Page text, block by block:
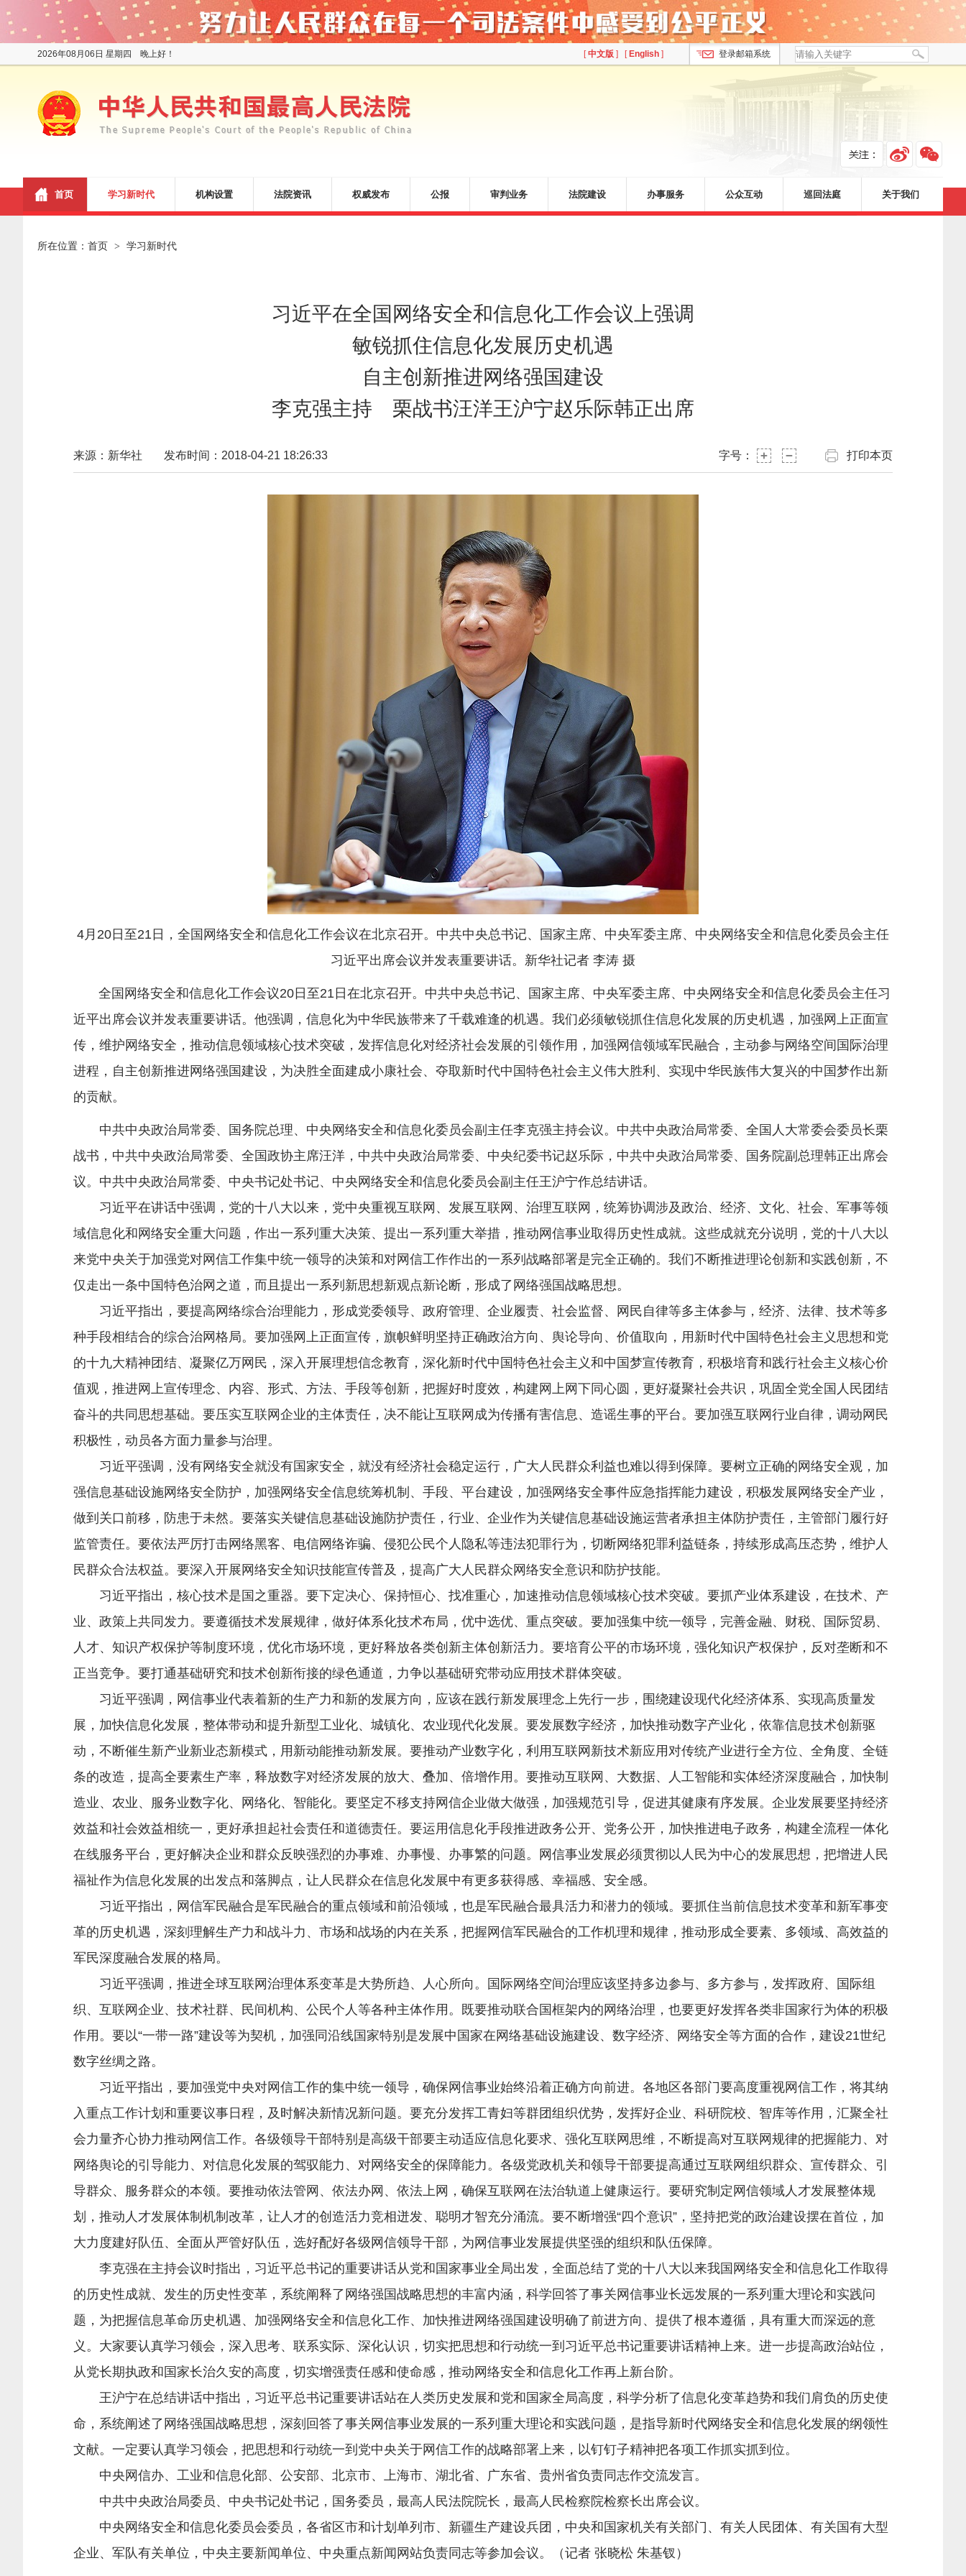
[中文版 ] [ English ]
2026年08月06日 星期四 晚上好！ 登录邮箱系统
首页 学习新时代 机构设置 法院资讯 权威发布 公报 审判业务 法院建设 办事服务 公众互动 巡回法庭 关于我们
所在位置： 首页 > 学习新时代
习近平在全国网络安全和信息化工作会议上强调
敏锐抓住信息化发展历史机遇
自主创新推进网络强国建设
李克强主持 栗战书汪洋王沪宁赵乐际韩正出席
来源：新华社 发布时间：2018-04-21 18:26:33 字号： 打印本页
4月20日至21日，全国网络安全和信息化工作会议在北京召开。中共中央总书记、国家主席、中央军委主席、中央网络安全和信息化委员会主任
习近平出席会议并发表重要讲话。新华社记者 李涛 摄
全国网络安全和信息化工作会议20日至21日在北京召开。中共中央总书记、国家主席、中央军委主席、中央网络安全和信息化委员会主任习
近平出席会议并发表重要讲话。他强调，信息化为中华民族带来了千载难逢的机遇。我们必须敏锐抓住信息化发展的历史机遇，加强网上正面宣
传，维护网络安全，推动信息领域核心技术突破，发挥信息化对经济社会发展的引领作用，加强网信领域军民融合，主动参与网络空间国际治理
进程，自主创新推进网络强国建设，为决胜全面建成小康社会、夺取新时代中国特色社会主义伟大胜利、实现中华民族伟大复兴的中国梦作出新
的贡献。
中共中央政治局常委、国务院总理、中央网络安全和信息化委员会副主任李克强主持会议。中共中央政治局常委、全国人大常委会委员长栗
战书，中共中央政治局常委、全国政协主席汪洋，中共中央政治局常委、中央纪委书记赵乐际，中共中央政治局常委、国务院副总理韩正出席会
议。中共中央政治局常委、中央书记处书记、中央网络安全和信息化委员会副主任王沪宁作总结讲话。
习近平在讲话中强调，党的十八大以来，党中央重视互联网、发展互联网、治理互联网，统筹协调涉及政治、经济、文化、社会、军事等领
域信息化和网络安全重大问题，作出一系列重大决策、提出一系列重大举措，推动网信事业取得历史性成就。这些成就充分说明，党的十八大以
来党中央关于加强党对网信工作集中统一领导的决策和对网信工作作出的一系列战略部署是完全正确的。我们不断推进理论创新和实践创新，不
仅走出一条中国特色治网之道，而且提出一系列新思想新观点新论断，形成了网络强国战略思想。
习近平指出，要提高网络综合治理能力，形成党委领导、政府管理、企业履责、社会监督、网民自律等多主体参与，经济、法律、技术等多
种手段相结合的综合治网格局。要加强网上正面宣传，旗帜鲜明坚持正确政治方向、舆论导向、价值取向，用新时代中国特色社会主义思想和党
的十九大精神团结、凝聚亿万网民，深入开展理想信念教育，深化新时代中国特色社会主义和中国梦宣传教育，积极培育和践行社会主义核心价
值观，推进网上宣传理念、内容、形式、方法、手段等创新，把握好时度效，构建网上网下同心圆，更好凝聚社会共识，巩固全党全国人民团结
奋斗的共同思想基础。要压实互联网企业的主体责任，决不能让互联网成为传播有害信息、造谣生事的平台。要加强互联网行业自律，调动网民
积极性，动员各方面力量参与治理。
习近平强调，没有网络安全就没有国家安全，就没有经济社会稳定运行，广大人民群众利益也难以得到保障。要树立正确的网络安全观，加
强信息基础设施网络安全防护，加强网络安全信息统筹机制、手段、平台建设，加强网络安全事件应急指挥能力建设，积极发展网络安全产业，
做到关口前移，防患于未然。要落实关键信息基础设施防护责任，行业、企业作为关键信息基础设施运营者承担主体防护责任，主管部门履行好
监管责任。要依法严厉打击网络黑客、电信网络诈骗、侵犯公民个人隐私等违法犯罪行为，切断网络犯罪利益链条，持续形成高压态势，维护人
民群众合法权益。要深入开展网络安全知识技能宣传普及，提高广大人民群众网络安全意识和防护技能。
习近平指出，核心技术是国之重器。要下定决心、保持恒心、找准重心，加速推动信息领域核心技术突破。要抓产业体系建设，在技术、产
业、政策上共同发力。要遵循技术发展规律，做好体系化技术布局，优中选优、重点突破。要加强集中统一领导，完善金融、财税、国际贸易、
人才、知识产权保护等制度环境，优化市场环境，更好释放各类创新主体创新活力。要培育公平的市场环境，强化知识产权保护，反对垄断和不
正当竞争。要打通基础研究和技术创新衔接的绿色通道，力争以基础研究带动应用技术群体突破。
习近平强调，网信事业代表着新的生产力和新的发展方向，应该在践行新发展理念上先行一步，围绕建设现代化经济体系、实现高质量发
展，加快信息化发展，整体带动和提升新型工业化、城镇化、农业现代化发展。要发展数字经济，加快推动数字产业化，依靠信息技术创新驱
动，不断催生新产业新业态新模式，用新动能推动新发展。要推动产业数字化，利用互联网新技术新应用对传统产业进行全方位、全角度、全链
条的改造，提高全要素生产率，释放数字对经济发展的放大、叠加、倍增作用。要推动互联网、大数据、人工智能和实体经济深度融合，加快制
造业、农业、服务业数字化、网络化、智能化。要坚定不移支持网信企业做大做强，加强规范引导，促进其健康有序发展。企业发展要坚持经济
效益和社会效益相统一，更好承担起社会责任和道德责任。要运用信息化手段推进政务公开、党务公开，加快推进电子政务，构建全流程一体化
在线服务平台，更好解决企业和群众反映强烈的办事难、办事慢、办事繁的问题。网信事业发展必须贯彻以人民为中心的发展思想，把增进人民
福祉作为信息化发展的出发点和落脚点，让人民群众在信息化发展中有更多获得感、幸福感、安全感。
习近平指出，网信军民融合是军民融合的重点领域和前沿领域，也是军民融合最具活力和潜力的领域。要抓住当前信息技术变革和新军事变
革的历史机遇，深刻理解生产力和战斗力、市场和战场的内在关系，把握网信军民融合的工作机理和规律，推动形成全要素、多领域、高效益的
军民深度融合发展的格局。
习近平强调，推进全球互联网治理体系变革是大势所趋、人心所向。国际网络空间治理应该坚持多边参与、多方参与，发挥政府、国际组
织、互联网企业、技术社群、民间机构、公民个人等各种主体作用。既要推动联合国框架内的网络治理，也要更好发挥各类非国家行为体的积极
作用。要以“一带一路”建设等为契机，加强同沿线国家特别是发展中国家在网络基础设施建设、数字经济、网络安全等方面的合作，建设21世纪
数字丝绸之路。
习近平指出，要加强党中央对网信工作的集中统一领导，确保网信事业始终沿着正确方向前进。各地区各部门要高度重视网信工作，将其纳
入重点工作计划和重要议事日程，及时解决新情况新问题。要充分发挥工青妇等群团组织优势，发挥好企业、科研院校、智库等作用，汇聚全社
会力量齐心协力推动网信工作。各级领导干部特别是高级干部要主动适应信息化要求、强化互联网思维，不断提高对互联网规律的把握能力、对
网络舆论的引导能力、对信息化发展的驾驭能力、对网络安全的保障能力。各级党政机关和领导干部要提高通过互联网组织群众、宣传群众、引
导群众、服务群众的本领。要推动依法管网、依法办网、依法上网，确保互联网在法治轨道上健康运行。要研究制定网信领域人才发展整体规
划，推动人才发展体制机制改革，让人才的创造活力竞相迸发、聪明才智充分涌流。要不断增强“四个意识”，坚持把党的政治建设摆在首位，加
大力度建好队伍、全面从严管好队伍，选好配好各级网信领导干部，为网信事业发展提供坚强的组织和队伍保障。
李克强在主持会议时指出，习近平总书记的重要讲话从党和国家事业全局出发，全面总结了党的十八大以来我国网络安全和信息化工作取得
的历史性成就、发生的历史性变革，系统阐释了网络强国战略思想的丰富内涵，科学回答了事关网信事业长远发展的一系列重大理论和实践问
题，为把握信息革命历史机遇、加强网络安全和信息化工作、加快推进网络强国建设明确了前进方向、提供了根本遵循，具有重大而深远的意
义。大家要认真学习领会，深入思考、联系实际、深化认识，切实把思想和行动统一到习近平总书记重要讲话精神上来。进一步提高政治站位，
从党长期执政和国家长治久安的高度，切实增强责任感和使命感，推动网络安全和信息化工作再上新台阶。
王沪宁在总结讲话中指出，习近平总书记重要讲话站在人类历史发展和党和国家全局高度，科学分析了信息化变革趋势和我们肩负的历史使
命，系统阐述了网络强国战略思想，深刻回答了事关网信事业发展的一系列重大理论和实践问题，是指导新时代网络安全和信息化发展的纲领性
文献。一定要认真学习领会，把思想和行动统一到党中央关于网信工作的战略部署上来，以钉钉子精神把各项工作抓实抓到位。
中央网信办、工业和信息化部、公安部、北京市、上海市、湖北省、广东省、贵州省负责同志作交流发言。
中共中央政治局委员、中央书记处书记，国务委员，最高人民法院院长，最高人民检察院检察长出席会议。
中央网络安全和信息化委员会委员，各省区市和计划单列市、新疆生产建设兵团，中央和国家机关有关部门、有关人民团体、有关国有大型
企业、军队有关单位，中央主要新闻单位、中央重点新闻网站负责同志等参加会议。
（记者 张晓松 朱基钗）